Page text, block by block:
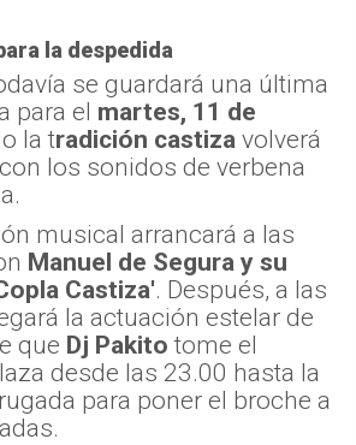
la despedida
se guardará una última
para el martes, 11 de
la tradición castiza volverá
los sonidos de verbena
musical arrancará a las
Manuel de Segura y su
Castiza'. Después, a las
la actuación estelar de
que Dj Pakito tome el
desde las 23.00 hasta la
para poner el broche a